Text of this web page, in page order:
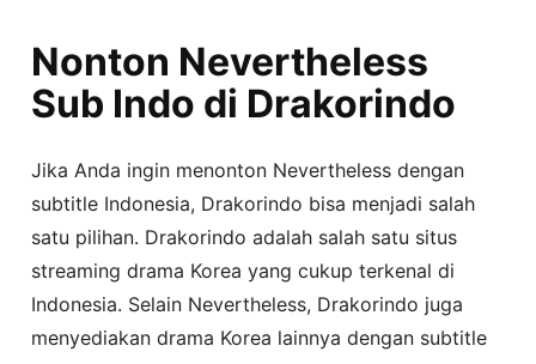
Nonton Nevertheless
Sub Indo di Drakorindo
Jika Anda ingin menonton Nevertheless dengan
subtitle Indonesia, Drakorindo bisa menjadi salah
satu pilihan. Drakorindo adalah salah satu situs
streaming drama Korea yang cukup terkenal di
Indonesia. Selain Nevertheless, Drakorindo juga
menyediakan drama Korea lainnya dengan subtitle